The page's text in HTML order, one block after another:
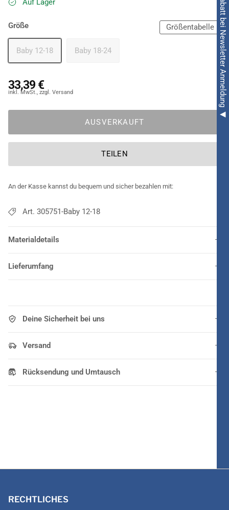
◀ 5€ Rabatt bei Newsletter Anmeldung ◀
Auf Lager
Größe Größentabelle
Baby 12-18 Baby 18-24
33,39 €
AUSVERKAUFT
TEILEN
An der Kasse kannst du bequem und sicher bezahlen mit:
Art. 305751-Baby 12-18
Materialdetails
Lieferumfang
Deine Sicherheit bei uns
Versand
Rücksendung und Umtausch
RECHTLICHES